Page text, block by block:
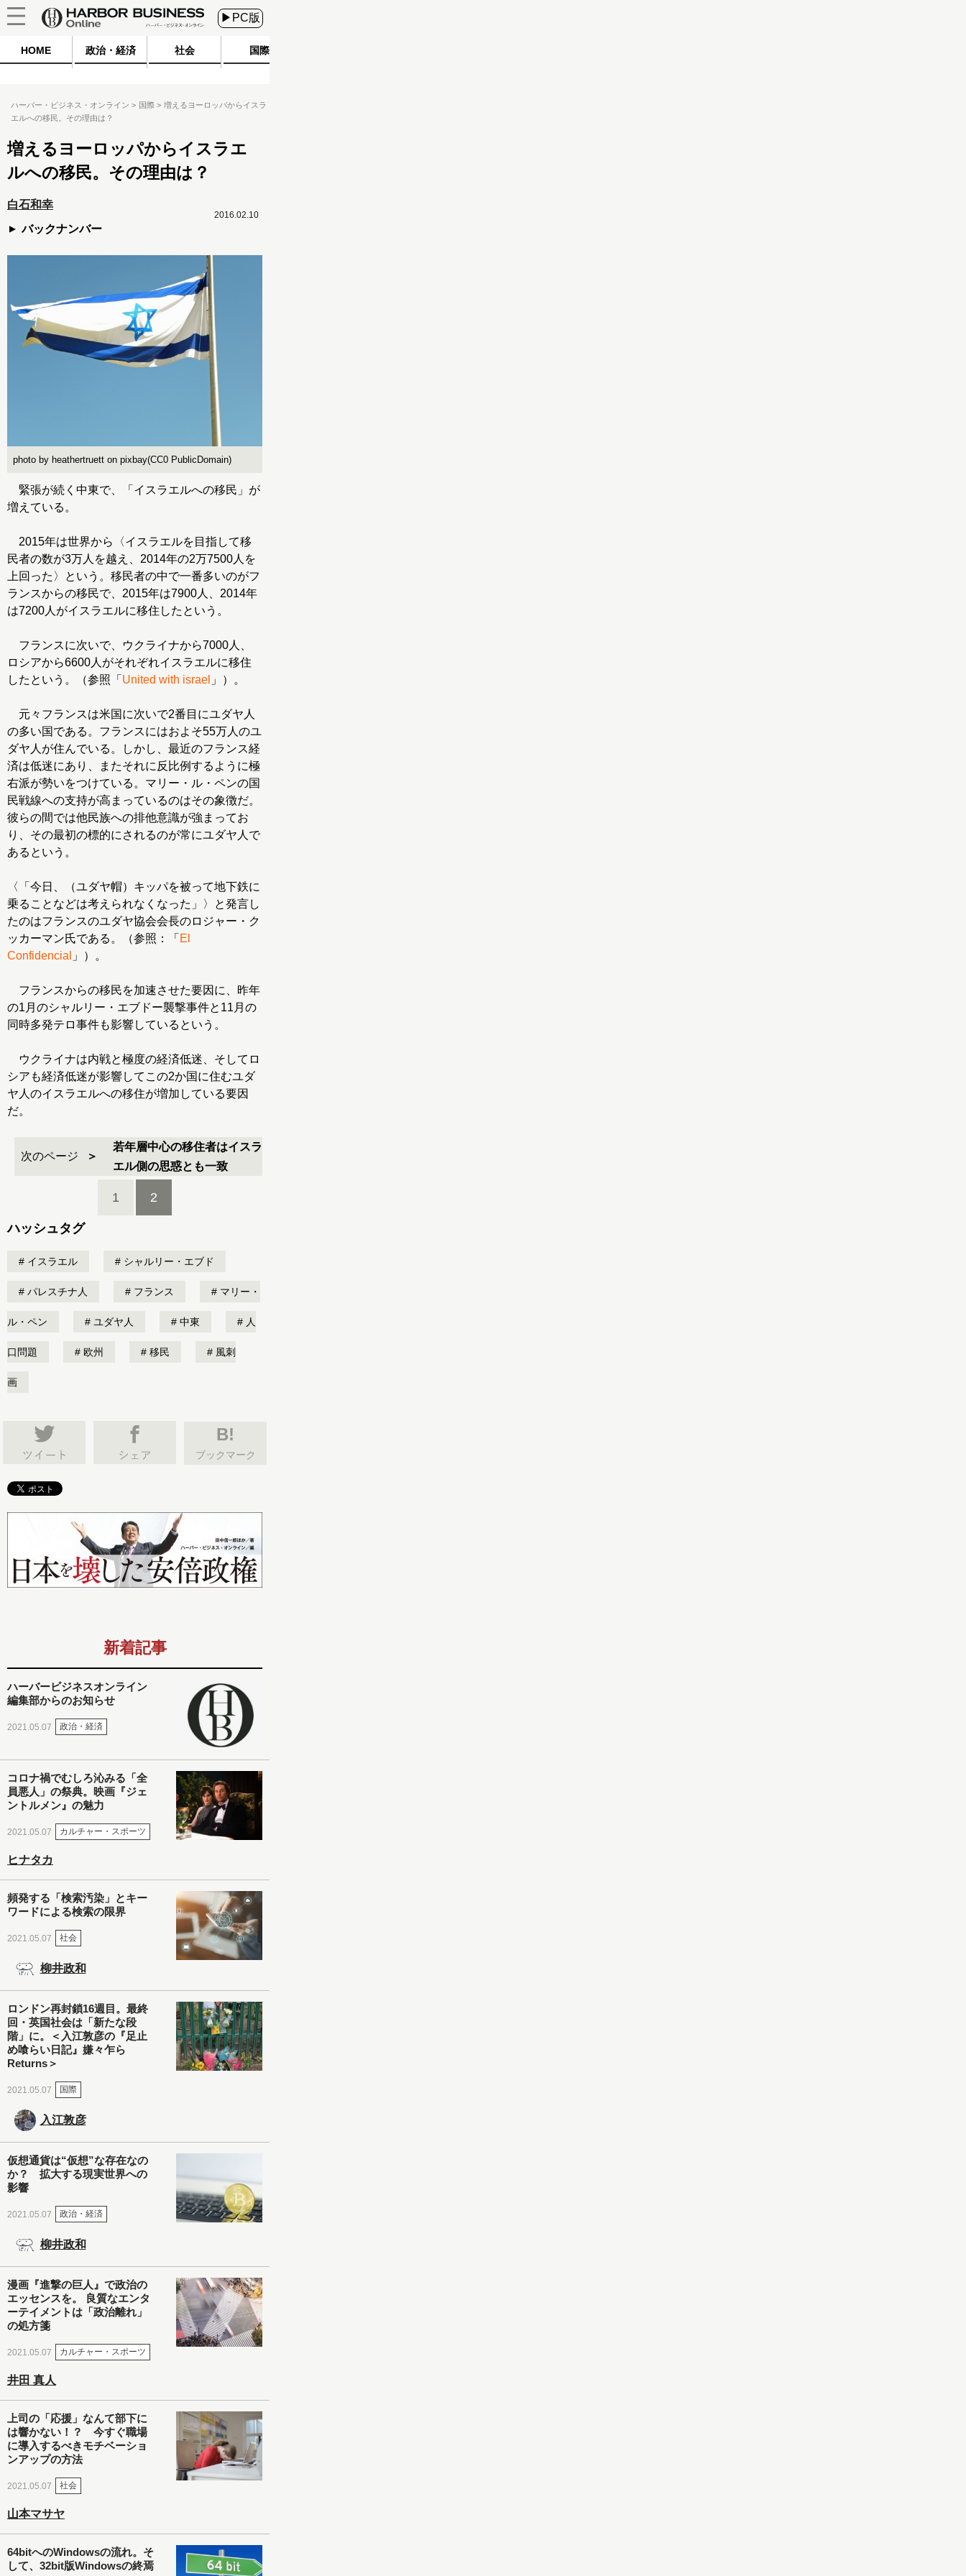
▶PC版
HOME 政治・経済 社会 国際
ハーバー・ビジネス・オンライン 国際
増えるヨーロッパからイスラ
エルへの移民。その理由は？
増えるヨーロッパからイスラエ
ルへの移民。その理由は？
白石和幸
バックナンバー
2016.02.10
photo by heathertruett on pixbay(CC0 PublicDomain)
緊張が続く中東で、「イスラエルへの移民」が
増えている。
2015年は世界から〈イスラエルを目指して移
民者の数が3万人を越え、2014年の2万7500人を
上回った〉という。移民者の中で一番多いのがフ
ランスからの移民で、2015年は7900人、2014年
は7200人がイスラエルに移住したという。
フランスに次いで、ウクライナから7000人、
ロシアから6600人がそれぞれイスラエルに移住
したという。（参照「 United with israel 」）。
元々フランスは米国に次いで2番目にユダヤ人
の多い国である。フランスにはおよそ55万人のユ
ダヤ人が住んでいる。しかし、最近のフランス経
済は低迷にあり、またそれに反比例するように極
右派が勢いをつけている。マリー・ル・ペンの国
民戦線への支持が高まっているのはその象徴だ。
彼らの間では他民族への排他意識が強まってお
り、その最初の標的にされるのが常にユダヤ人で
あるという。
〈「今日、（ユダヤ帽）キッパを被って地下鉄に
乗ることなどは考えられなくなった」〉と発言し
たのはフランスのユダヤ協会会長のロジャー・ク
ッカーマン氏である。（参照：「 El
Confidencial 」）。
フランスからの移民を加速させた要因に、昨年
の1月のシャルリー・エブドー襲撃事件と11月の
同時多発テロ事件も影響しているという。
ウクライナは内戦と極度の経済低迷、そしてロ
シアも経済低迷が影響してこの2か国に住むユダ
ヤ人のイスラエルへの移住が増加している要因
だ。
次のページ
若年層中心の移住者はイスラ
エル側の思惑とも一致
1 2
ハッシュタグ
イスラエル シャルリー・エブド
パレスチナ人 フランス マリー・
ル・ペン ユダヤ人 中東 人
口問題 欧州 移民 風刺
画
B!
ブックマーク
新着記事
ハーバービジネスオンライン
編集部からのお知らせ
2021.05.07 政治・経済
コロナ禍でむしろ沁みる「全
員悪人」の祭典。映画『ジェ
ントルメン』の魅力
2021.05.07 カルチャー・スポーツ
ヒナタカ
頻発する「検索汚染」とキー
ワードによる検索の限界
2021.05.07 社会
柳井政和
ロンドン再封鎖16週目。最終
回・英国社会は「新たな段
階」に。＜入江敦彦の『足止
め喰らい日記』嫌々乍ら
Returns＞
2021.05.07 国際
入江敦彦
仮想通貨は“仮想”な存在なの
か？ 拡大する現実世界への
影響
2021.05.07 政治・経済
柳井政和
漫画『進撃の巨人』で政治の
エッセンスを。 良質なエンタ
ーテイメントは「政治離れ」
の処方箋
2021.05.07 カルチャー・スポーツ
井田 真人
上司の「応援」なんて部下に
は響かない！？ 今すぐ職場
に導入するべきモチベーショ
ンアップの方法
2021.05.07 社会
山本マサヤ
64bitへのWindowsの流れ。そ
して、32bit版Windowsの終焉